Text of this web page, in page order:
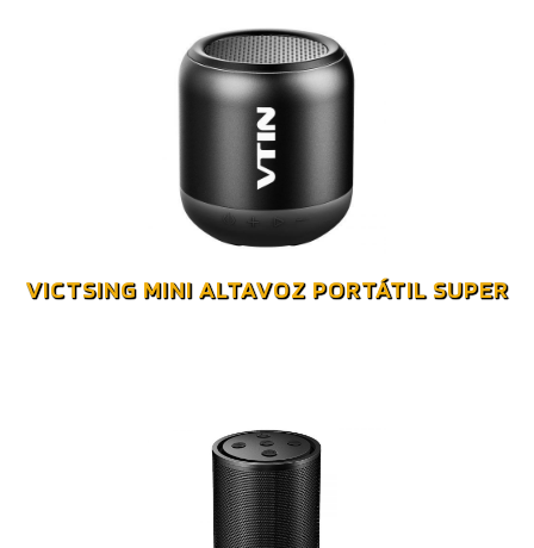
VICTSING MINI ALTAVOZ PORTÁTIL SUPER